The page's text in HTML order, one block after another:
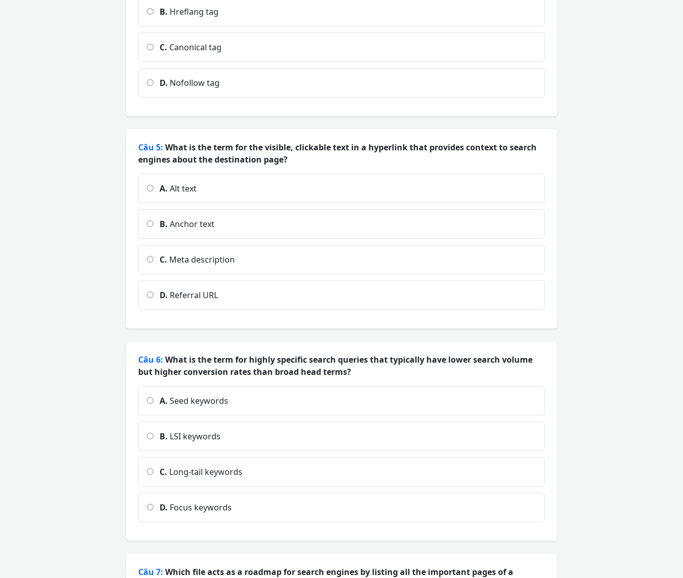
B. Hreflang tag
C. Canonical tag
D. Nofollow tag
Câu 5: What is the term for the visible, clickable text in a hyperlink that provides context to search
engines about the destination page?
A. Alt text
B. Anchor text
C. Meta description
D. Referral URL
Câu 6: What is the term for highly specific search queries that typically have lower search volume
but higher conversion rates than broad head terms?
A. Seed keywords
B. LSI keywords
C. Long-tail keywords
D. Focus keywords
Câu 7: Which file acts as a roadmap for search engines by listing all the important pages of a